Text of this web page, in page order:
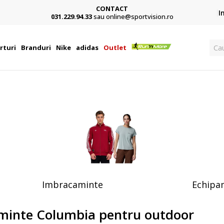
CONTACT
031.229.94.33sau online@sportvision.ro
Branduri Nike adidas Outlet
Imbracaminte
Columbia pentru outdoor